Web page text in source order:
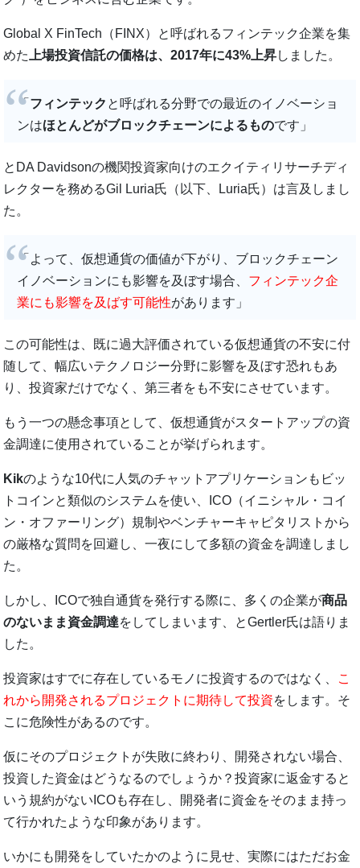
Global X FinTech（FINX）と呼ばれるフィンテック企業を集
めた
上場投資信託の価格は、2017年に43%上昇しました。
「 フィンテック と呼ばれる分野での最近のイノベーショ
ンはほとんどがブロックチェーンによるものです」
とDA Davidsonの機関投資家向けのエクイティリサーチディ
レクターを務めるGil Luria氏（以下、Luria氏）は言及しまし
た。
「よって、仮想通貨の価値が下がり、ブロックチェーン
イノベーションにも影響を及ぼす場合、 フィンテック企
業にも影響を及ばす可能性があります」
この可能性は、既に過大評価されている仮想通貨の不安に付
随して、幅広いテクノロジー分野に影響を及ぼす恐れもあ
り、投資家だけでなく、第三者をも不安にさせています。
もう一つの懸念事項として、仮想通貨がスタートアップの資
金調達に使用されていることが挙げられます。
Kikのような10代に人気のチャットアプリケーションもビッ
トコインと類似のシステムを使い、ICO（イニシャル・コイ
ン・オファーリング）規制やベンチャーキャピタリストから
の厳格な質問を回避し、一夜にして多額の資金を調達しまし
た。
しかし、ICOで独自通貨を発行する際に、多くの企業が商品
のないまま資金調達をしてしまいます、とGertler氏は語りま
した。
投資家はすでに存在しているモノに投資するのではなく、 こ
れから開発されるプロジェクトに期待して投資をします。そ
こに危険性があるのです。
仮にそのプロジェクトが失敗に終わり、開発されない場合、
投資した資金はどうなるのでしょうか？投資家に返金すると
いう規約がないICOも存在し、開発者に資金をそのまま持っ
て行かれたような印象があります。
いかにも開発をしていたかのように見せ、実際にはただお金